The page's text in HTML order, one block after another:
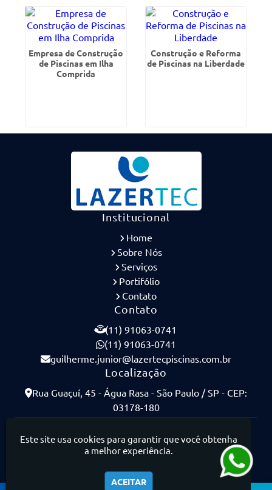
Empresa de Construção
de Piscinas em Ilha
Comprida
Construção e Reforma
de Piscinas na Liberdade
Institucional
Home
Sobre Nós
Serviços
Portifólio
Contato
Contato
(11) 91063-0741
(11) 91063-0741
guilherme.junior@lazertecpiscinas.com.br
Localização
Rua Guaçuí, 45 - Água Rasa - São Paulo / SP - CEP:
03178-180
Este site usa cookies para garantir que você obtenha
a melhor experiência.
ACEITAR